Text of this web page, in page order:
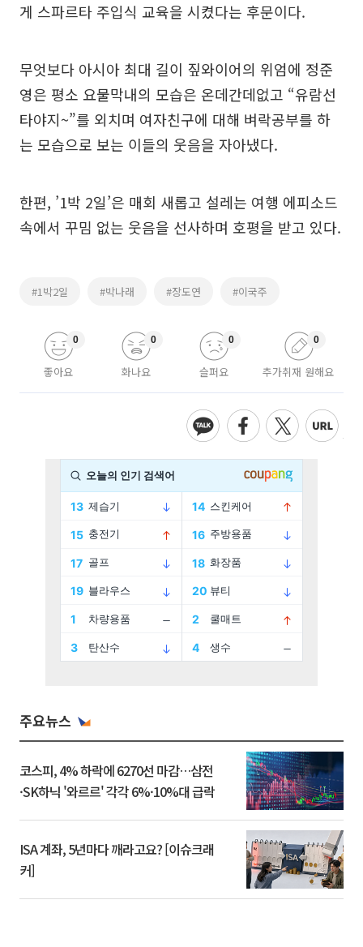
게 스파르타 주입식 교육을 시켰다는 후문이다.
무엇보다 아시아 최대 길이 짚와이어의 위엄에 정준
영은 평소 요물막내의 모습은 온데간데없고 “유람선
타야지~”를 외치며 여자친구에 대해 벼락공부를 하
는 모습으로 보는 이들의 웃음을 자아냈다.
한편, ’1박 2일’은 매회 새롭고 설레는 여행 에피소드
속에서 꾸밈 없는 웃음을 선사하며 호평을 받고 있다.
#1박2일 #박나래 #장도연 #이국주
좋아요
0
화나요
0
슬퍼요
0
추가취재 원해요
0
주요뉴스
코스피, 4% 하락에 6270선 마감…삼전
·SK하닉 '와르르' 각각 6%·10%대 급락
ISA 계좌, 5년마다 깨라고요? [이슈크래
커]